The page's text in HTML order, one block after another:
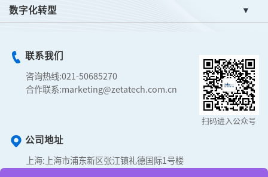
数字化转型
联系我们
咨询热线:021-50685270
合作联系:marketing@zetatech.com.cn
扫码进入公众号
公司地址
上海: 上海市浦东新区张江镇礼德国际1号楼